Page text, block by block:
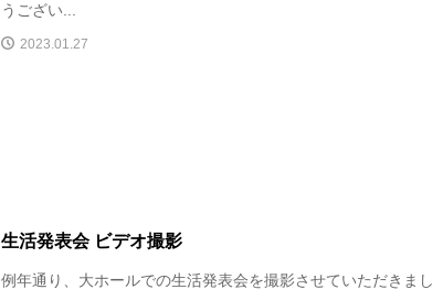
うござい...
2023.01.27
生活発表会 ビデオ撮影
例年通り、大ホールでの生活発表会を撮影させていただきま